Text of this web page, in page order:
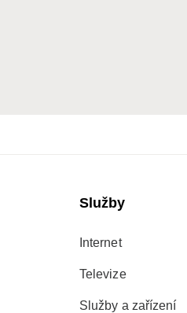
Služby
Internet
Televize
Služby a zařízení